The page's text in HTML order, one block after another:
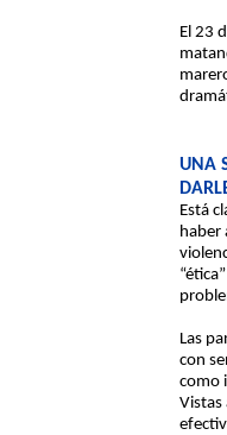
El 23
UNA
Está
haber
Las
con
como
Vistas